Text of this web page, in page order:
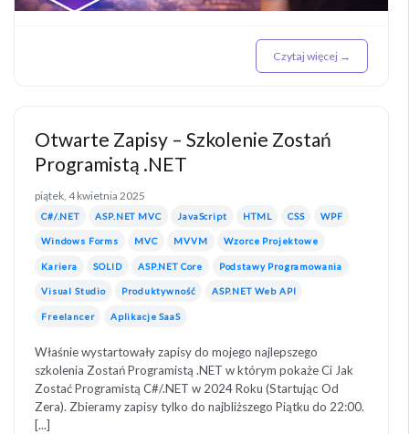
Czytaj więcej →
Otwarte Zapisy – Szkolenie Zostań
Programistą .NET
piątek, 4 kwietnia 2025
C#/.NET ASP.NET MVC JavaScript HTML CSS WPF
Windows Forms MVC MVVM Wzorce Projektowe
Kariera SOLID ASP.NET Core Podstawy Programowania
Visual Studio Produktywność ASP.NET Web API
Freelancer Aplikacje SaaS
Właśnie wystartowały zapisy do mojego najlepszego
szkolenia Zostań Programistą .NET w którym pokaże Ci Jak
Zostać Programistą C#/.NET w 2024 Roku (Startując Od
Zera). Zbieramy zapisy tylko do najbliższego Piątku do 22:00.
[...]